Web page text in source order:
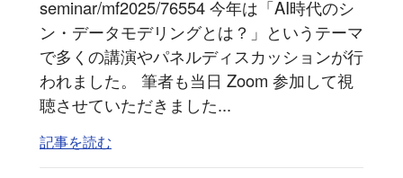
seminar/mf2025/76554 今年は「AI時代のシ
ン・データモデリングとは？」というテーマ
で多くの講演やパネルディスカッションが行
われました。 筆者も当日 Zoom 参加して視
聴させていただきました...
記事を読む